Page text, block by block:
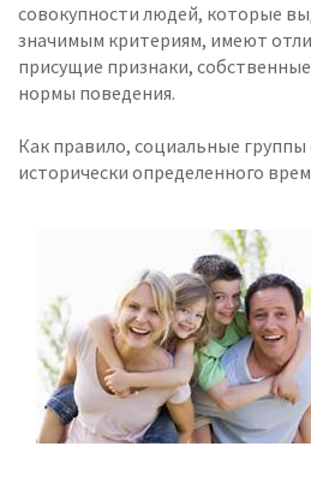
совокупности людей, которые
значимым критериям, имеют
присущие признаки,
нормы поведения.
Как правило, социальные
исторически определенного